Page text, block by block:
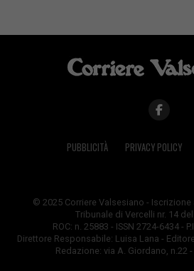
PUBBLICITÀ PRIVACY POLICY
© 2025 Corriere Valsesiano - Iscrizione
Tribunale di Vercelli nr. 14
ROC: n. 25883 - ISSN 2724-6434 -
Direttore Responsabile: Luisa Lana -
Redazione: via A. Giordano, n.22